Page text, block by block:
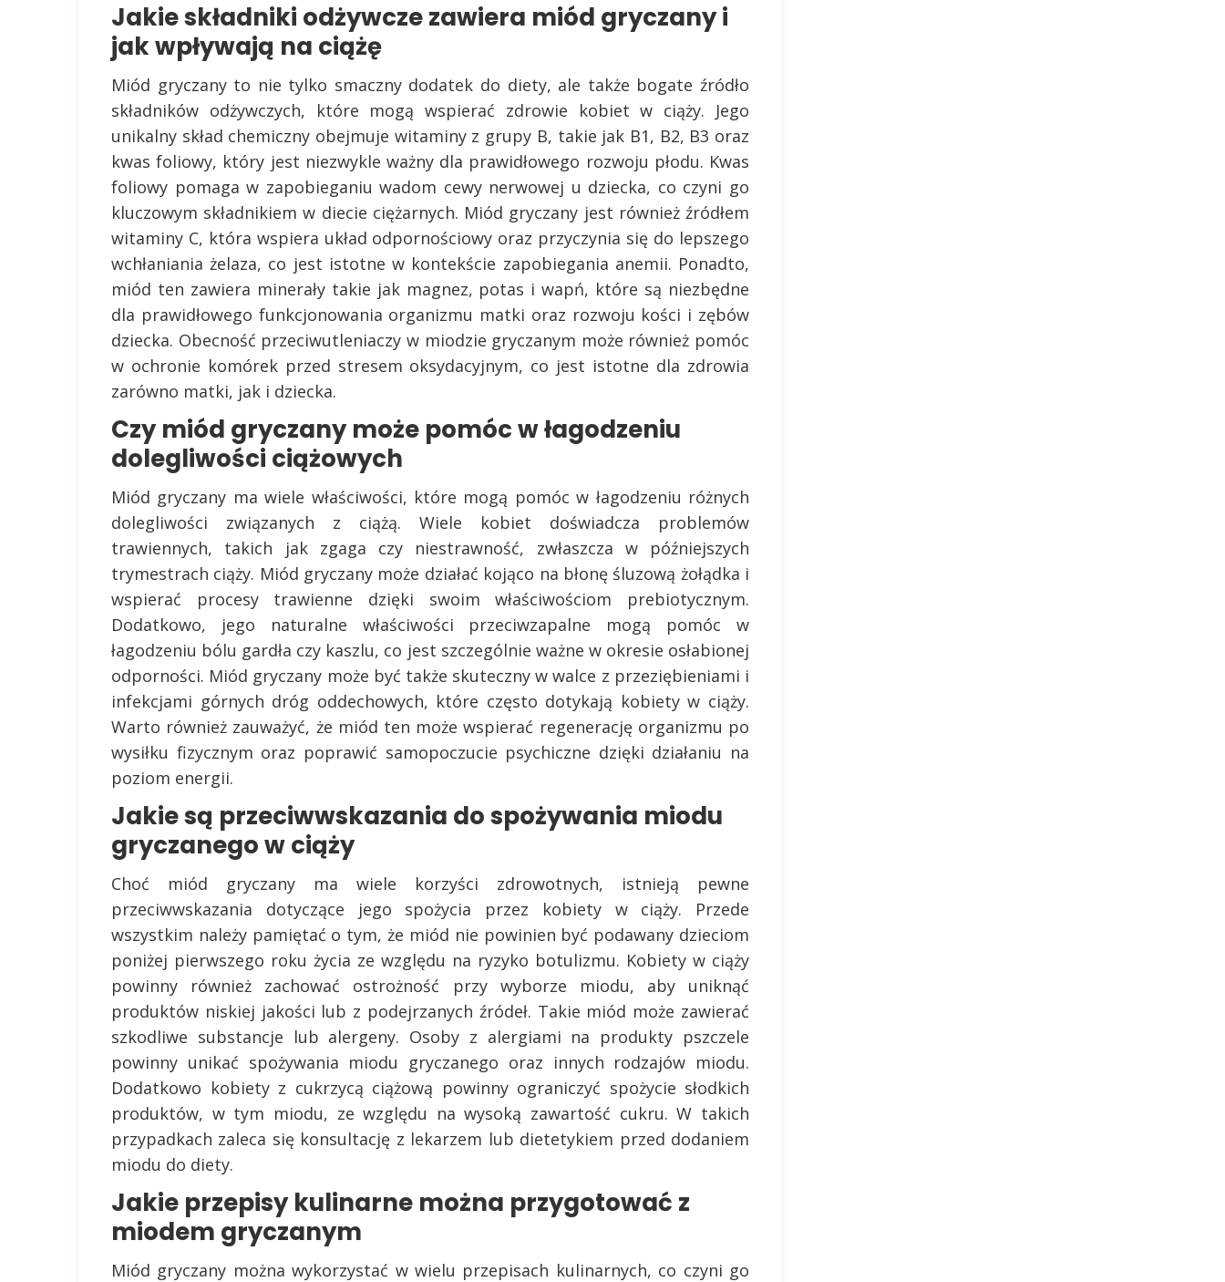
Jakie składniki odżywcze zawiera miód gryczany i
jak wpływają na ciążę
Miód gryczany to nie tylko smaczny dodatek do diety, ale także bogate źródło
składników odżywczych, które mogą wspierać zdrowie kobiet w ciąży. Jego
unikalny skład chemiczny obejmuje witaminy z grupy B, takie jak B1, B2, B3 oraz
kwas foliowy, który jest niezwykle ważny dla prawidłowego rozwoju płodu. Kwas
foliowy pomaga w zapobieganiu wadom cewy nerwowej u dziecka, co czyni go
kluczowym składnikiem w diecie ciężarnych. Miód gryczany jest również źródłem
witaminy C, która wspiera układ odpornościowy oraz przyczynia się do lepszego
wchłaniania żelaza, co jest istotne w kontekście zapobiegania anemii. Ponadto,
miód ten zawiera minerały takie jak magnez, potas i wapń, które są niezbędne
dla prawidłowego funkcjonowania organizmu matki oraz rozwoju kości i zębów
dziecka. Obecność przeciwutleniaczy w miodzie gryczanym może również pomóc
w ochronie komórek przed stresem oksydacyjnym, co jest istotne dla zdrowia
zarówno matki, jak i dziecka.
Czy miód gryczany może pomóc w łagodzeniu
dolegliwości ciążowych
Miód gryczany ma wiele właściwości, które mogą pomóc w łagodzeniu różnych
dolegliwości związanych z ciążą. Wiele kobiet doświadcza problemów
trawiennych, takich jak zgaga czy niestrawność, zwłaszcza w późniejszych
trymestrach ciąży. Miód gryczany może działać kojąco na błonę śluzową żołądka i
wspierać procesy trawienne dzięki swoim właściwościom prebiotycznym.
Dodatkowo, jego naturalne właściwości przeciwzapalne mogą pomóc w
łagodzeniu bólu gardła czy kaszlu, co jest szczególnie ważne w okresie osłabionej
odporności. Miód gryczany może być także skuteczny w walce z przeziębieniami i
infekcjami górnych dróg oddechowych, które często dotykają kobiety w ciąży.
Warto również zauważyć, że miód ten może wspierać regenerację organizmu po
wysiłku fizycznym oraz poprawić samopoczucie psychiczne dzięki działaniu na
poziom energii.
Jakie są przeciwwskazania do spożywania miodu
gryczanego w ciąży
Choć miód gryczany ma wiele korzyści zdrowotnych, istnieją pewne
przeciwwskazania dotyczące jego spożycia przez kobiety w ciąży. Przede
wszystkim należy pamiętać o tym, że miód nie powinien być podawany dzieciom
poniżej pierwszego roku życia ze względu na ryzyko botulizmu. Kobiety w ciąży
powinny również zachować ostrożność przy wyborze miodu, aby uniknąć
produktów niskiej jakości lub z podejrzanych źródeł. Takie miód może zawierać
szkodliwe substancje lub alergeny. Osoby z alergiami na produkty pszczele
powinny unikać spożywania miodu gryczanego oraz innych rodzajów miodu.
Dodatkowo kobiety z cukrzycą ciążową powinny ograniczyć spożycie słodkich
produktów, w tym miodu, ze względu na wysoką zawartość cukru. W takich
przypadkach zaleca się konsultację z lekarzem lub dietetykiem przed dodaniem
miodu do diety.
Jakie przepisy kulinarne można przygotować z
miodem gryczanym
Miód gryczany można wykorzystać w wielu przepisach kulinarnych, co czyni go